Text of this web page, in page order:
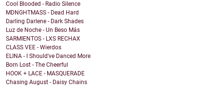
Cool Blooded - Radio Silence
MDNGHTMASS - Dead Hard
Darling Darlene - Dark Shades
Luz de Noche - Un Beso Más
SARMIENTOS - LXS RECHAX
CLASS VEE - Wierdos
ELINA - I Should've Danced More
Born Lost - The Cheerful
HOOK + LACE - MASQUERADE
Chasing August - Daisy Chains